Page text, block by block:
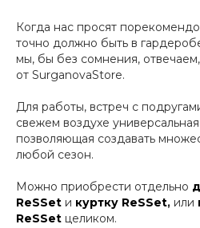
Когда нас просят
точно должно быть в
мы, бы без сомнения,
от SurganovaStore.
Для работы, встреч с
свежем воздухе
позволяющая создавать
любой сезон.
Можно приобрести отдельно
ReSSet и куртку ReSSet, или
ReSSet целиком.